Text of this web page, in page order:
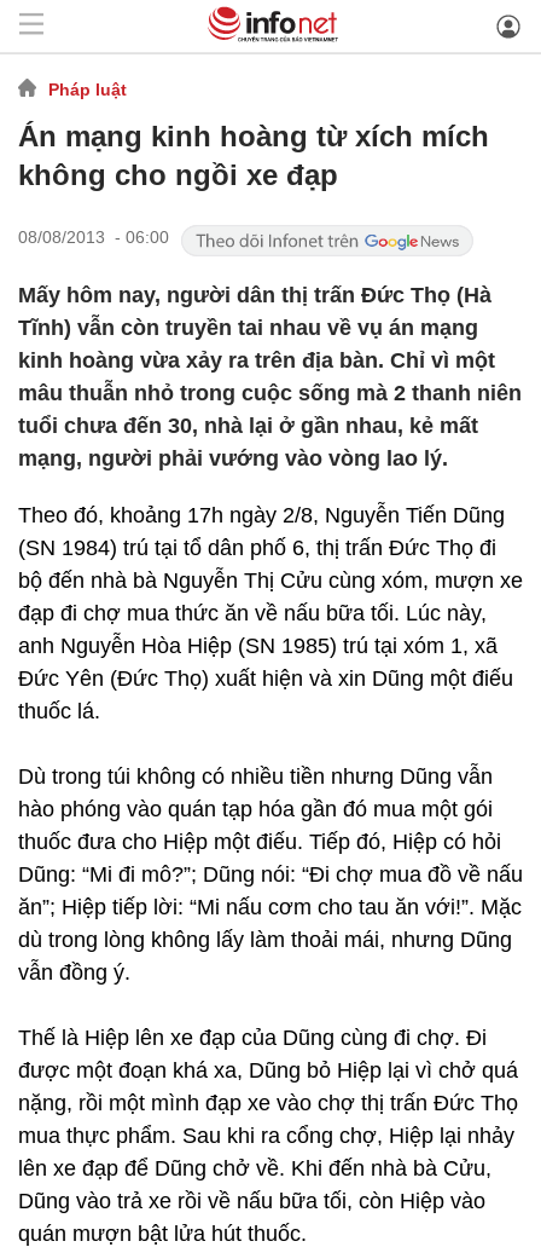
Pháp luật
Án mạng kinh hoàng từ xích mích
không cho ngồi xe đạp
08/08/2013 - 06:00
Mấy hôm nay, người dân thị trấn Đức Thọ (Hà
Tĩnh) vẫn còn truyền tai nhau về vụ án mạng
kinh hoàng vừa xảy ra trên địa bàn. Chỉ vì một
mâu thuẫn nhỏ trong cuộc sống mà 2 thanh niên
tuổi chưa đến 30, nhà lại ở gần nhau, kẻ mất
mạng, người phải vướng vào vòng lao lý.
Theo đó, khoảng 17h ngày 2/8, Nguyễn Tiến Dũng
(SN 1984) trú tại tổ dân phố 6, thị trấn Đức Thọ đi
bộ đến nhà bà Nguyễn Thị Cửu cùng xóm, mượn xe
đạp đi chợ mua thức ăn về nấu bữa tối. Lúc này,
anh Nguyễn Hòa Hiệp (SN 1985) trú tại xóm 1, xã
Đức Yên (Đức Thọ) xuất hiện và xin Dũng một điếu
thuốc lá.
Dù trong túi không có nhiều tiền nhưng Dũng vẫn
hào phóng vào quán tạp hóa gần đó mua một gói
thuốc đưa cho Hiệp một điếu. Tiếp đó, Hiệp có hỏi
Dũng: “Mi đi mô?”; Dũng nói: “Đi chợ mua đồ về nấu
ăn”; Hiệp tiếp lời: “Mi nấu cơm cho tau ăn với!”. Mặc
dù trong lòng không lấy làm thoải mái, nhưng Dũng
vẫn đồng ý.
Thế là Hiệp lên xe đạp của Dũng cùng đi chợ. Đi
được một đoạn khá xa, Dũng bỏ Hiệp lại vì chở quá
nặng, rồi một mình đạp xe vào chợ thị trấn Đức Thọ
mua thực phẩm. Sau khi ra cổng chợ, Hiệp lại nhảy
lên xe đạp để Dũng chở về. Khi đến nhà bà Cửu,
Dũng vào trả xe rồi về nấu bữa tối, còn Hiệp vào
quán mượn bật lửa hút thuốc.